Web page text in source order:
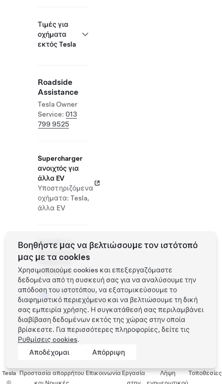
Τιμές για
οχήματα
εκτός Tesla
Roadside
Assistance
Tesla Owner
Service: 013
799 9525
Supercharger
ανοιχτός για
άλλα EV
Υποστηριζόμενα
οχήματα: Tesla,
άλλα EV
Πρόσθετες
λειτουργίες της
Tesla στην
τοποθεσία
Test Drive με
αυτοεξυπηρέτηση
Tesla Προστασία απορρήτου Επικοινωνία Εργασία
Λήψη
Τοποθεσίες
Βοηθήστε μας να βελτιώσουμε τον ιστότοπό
μας με τα cookies
Χρησιμοποιούμε cookies και επεξεργαζόμαστε
δεδομένα από τη συσκευή σας για να αναλύσουμε την
απόδοση του ιστοτόπου, να εξατομικεύσουμε το
διαφημιστικό περιεχόμενο και να βελτιώσουμε τη δική
σας εμπειρία χρήσης. Η συγκατάθεσή σας περιλαμβάνει
διαβίβαση δεδομένων εκτός της χώρας στην οποία
βρίσκεστε. Για περισσότερες πληροφορίες, δείτε τις
Ρυθμίσεις cookies.
Αποδέχομαι
Απόρριψη